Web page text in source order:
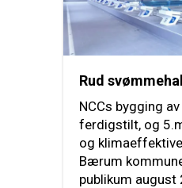
Rud
NCCs bygging
ferdigstilt, og
og
Bærum
publikum august